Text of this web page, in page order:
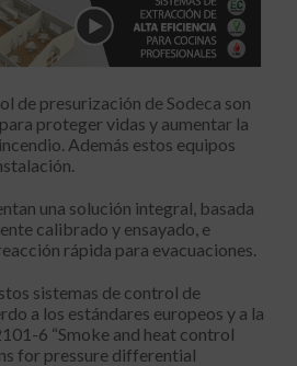
de presurización de Sodeca son
proteger vidas y aumentar la
Además estos equipos
una solución integral, basada
calibrado y ensayado, e
rápida para evacuaciones.
sistemas de control de
a los estándares europeos y a la
6 “Smoke and heat control
for pressure differential